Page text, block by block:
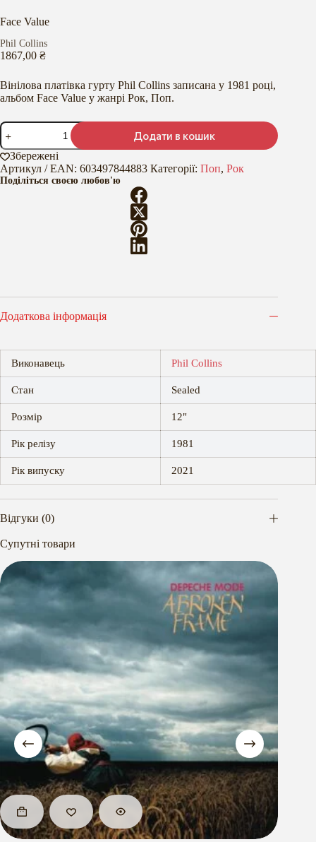
Face Value
Phil Collins
1867,00 ₴
Вінілова платівка гурту Phil Collins записана у 1981 році,
альбом Face Value у жанрі Рок, Поп.
Face
Value
кількість
Додати в кошик
Збережені
Артикул / EAN: 603497844883 Категорії: Поп, Рок
Поділіться своєю любов'ю
Додаткова інформація
Виконавець Phil Collins
Стан Sealed
Розмір 12"
Рік релізу 1981
Рік випуску 2021
Відгуки (0)
Супутні товари